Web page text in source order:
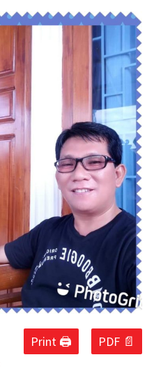
Print 🖨 PDF 📄